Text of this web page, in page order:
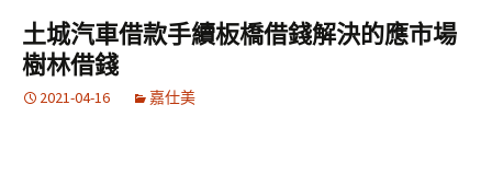
鍵
字:
土城汽車借款手續板橋借錢解決的應市場
樹林借錢
2021-04-16 嘉仕美